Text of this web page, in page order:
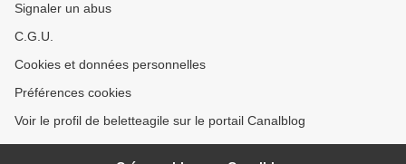
Signaler un abus
C.G.U.
Cookies et données personnelles
Préférences cookies
Voir le profil de beletteagile sur le portail Canalblog